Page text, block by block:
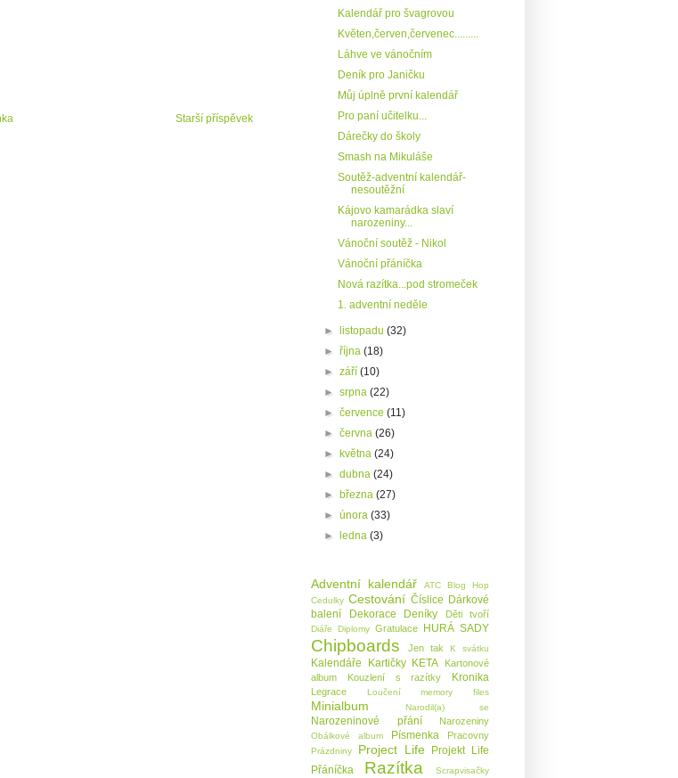
Starší příspěvek
Kalendář pro švagrovou
Květen,červen,červenec.........
Láhve ve vánočním
Deník pro Janičku
Můj úplně první kalendář
Pro paní učitelku...
Dárečky do školy
Smash na Mikuláše
Soutěž-adventní kalendář-
nesoutěžní
Kájovo kamarádka slaví
narozeniny...
Vánoční soutěž - Nikol
Vánoční přáníčka
Nová razítka...pod stromeček
1. adventní neděle
► listopadu(32)
►října(18)
►září(10)
►srpna(22)
►července(11)
►června(26)
►
května(24)
►dubna(24)
► března(27)
►února(33)
►
ledna(3)
Adventní kalendář ATC
Blog Hop
Cedulky Cestování Číslice Dárkové
balení
Dekorace Deníky Děti tvoří
Diáře Diplomy Gratulace HURÁ SADY
Chipboards Jen tak K svátku
Kalendáře Kartičky KETA
Kartonové
album
Kouzlení s razítky Kronika
Legrace Loučení memory files
Minialbum Narodil(a) se
Narozeninové přání Narozeniny
Obálkové album Písmenka Pracovny
Prázdniny Project Life
Projekt Life
Přáníčka
Razítka Scrapvisačky